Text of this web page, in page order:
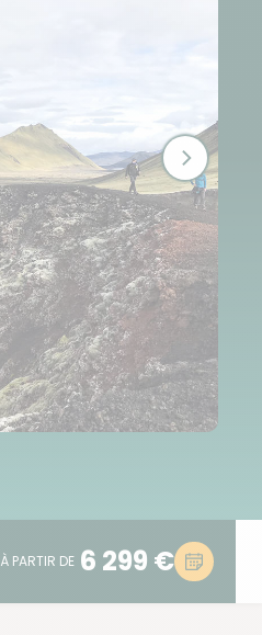
À PARTIR DE 6 299 €